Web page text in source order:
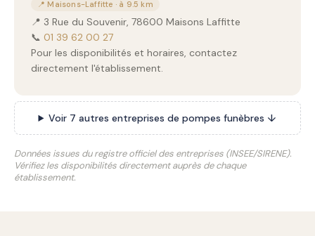
📍 Maisons-Laffitte · à 9.5 km
📍 3 Rue du Souvenir, 78600 Maisons Laffitte
📞 01 39 62 00 27
Pour les disponibilités et horaires, contactez
directement l'établissement.
Voir 7 autres entreprises de pompes funèbres ↓
Données issues du registre officiel des entreprises (INSEE/SIRENE).
Vérifiez les disponibilités directement auprès de chaque
établissement.